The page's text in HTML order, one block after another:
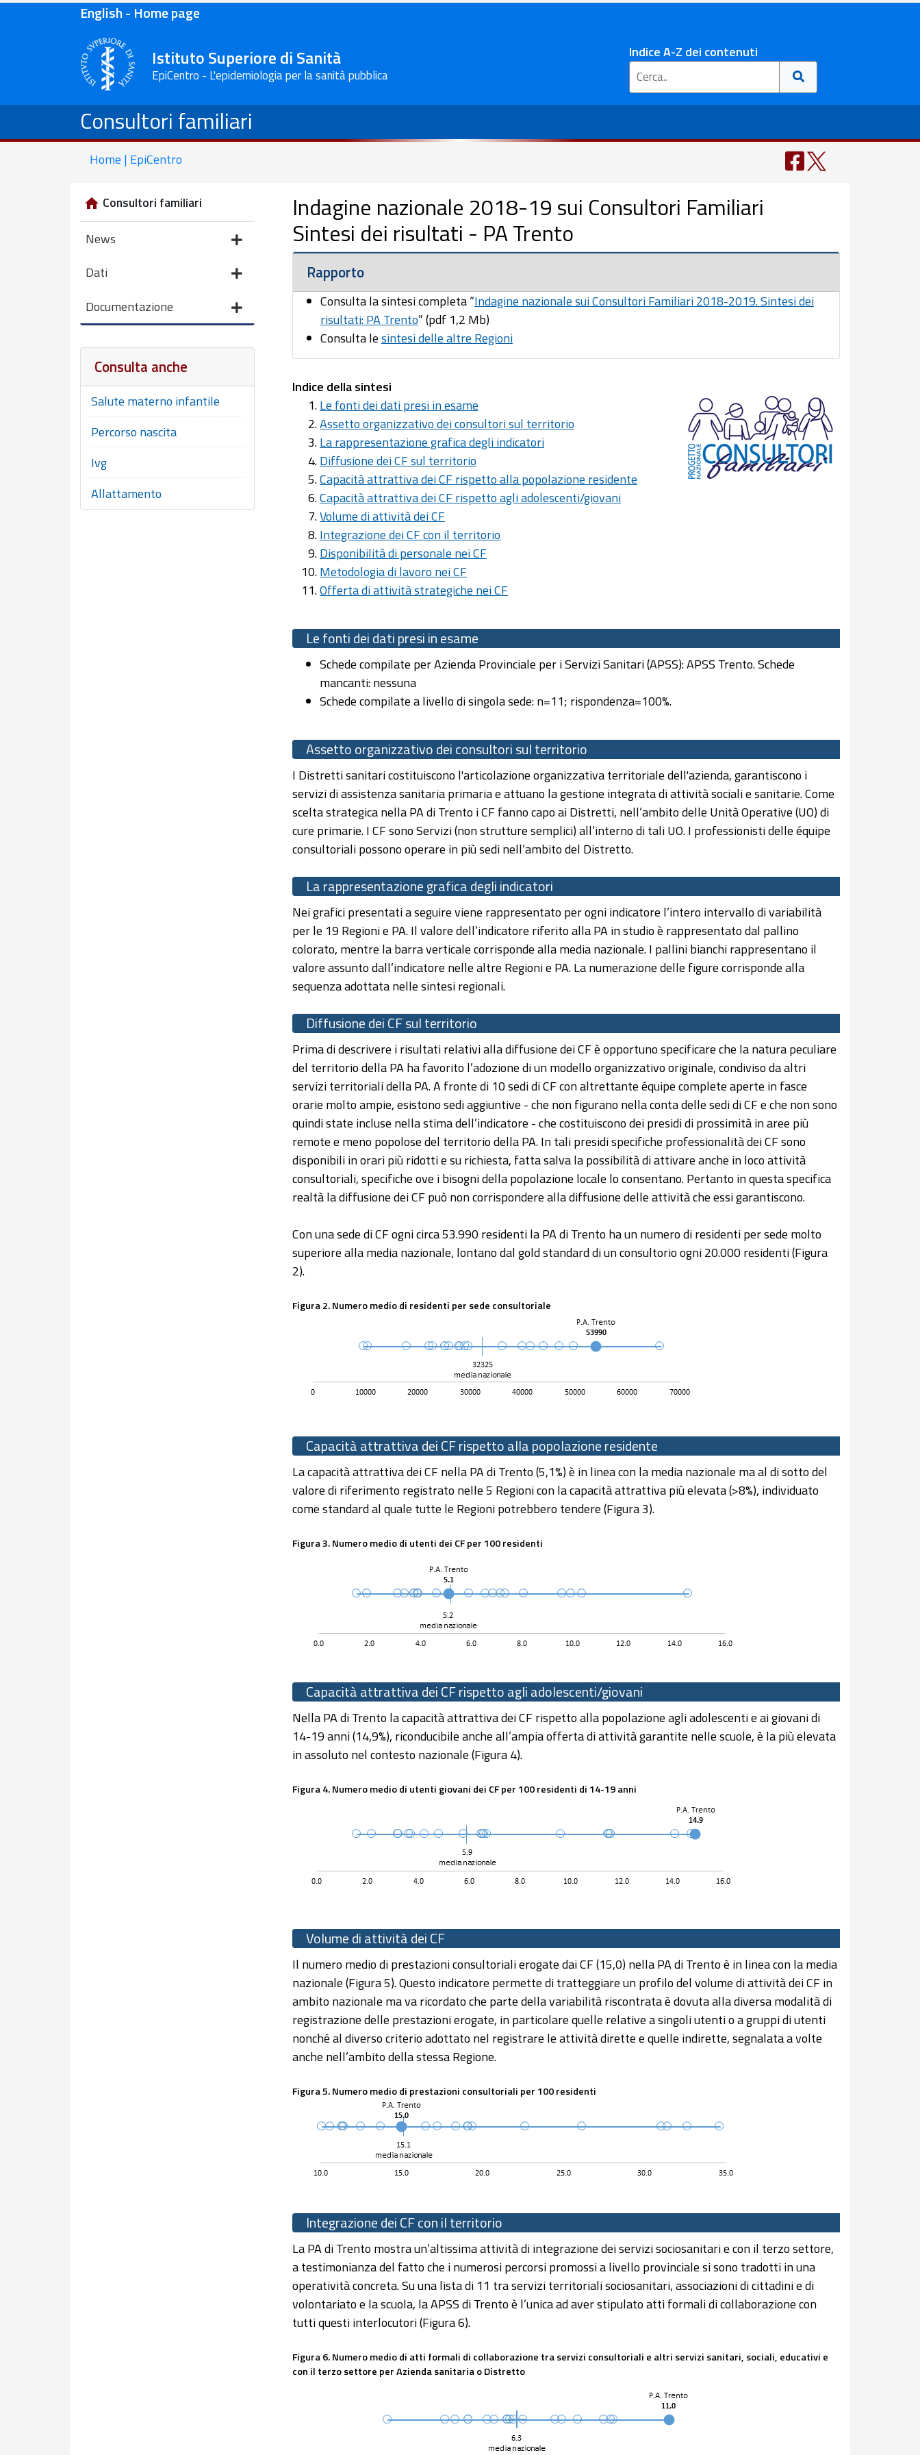
English - Home page
Istituto Superiore di Sanità
EpiCentro - L'epidemiologia per la sanità pubblica
Indice A-Z dei contenuti
Consultori familiari
Home | EpiCentro
Consultori familiari
News
Dati
Documentazione
Consulta anche
Salute materno infantile
Percorso nascita
Ivg
Allattamento
Indagine nazionale 2018-19 sui Consultori Familiari
Sintesi dei risultati - PA Trento
Rapporto
Consulta la sintesi completa “Indagine nazionale sui Consultori Familiari 2018-2019. Sintesi dei
risultati: PA Trento” (pdf 1,2 Mb)
Consulta lesintesi delle altre Regioni
Indice della sintesi
Le fonti dei dati presi in esame
Assetto organizzativo dei consultori sul territorio
La rappresentazione grafica degli indicatori
Diffusione dei CF sul territorio
Capacità attrattiva dei CF rispetto alla popolazione residente
Capacità attrattiva dei CF rispetto agli adolescenti/giovani
Volume di attività dei CF
Integrazione dei CF con il territorio
Disponibilità di personale nei CF
Metodologia di lavoro nei CF
Offerta di attività strategiche nei CF
Le fonti dei dati presi in esame
Schede compilate per Azienda Provinciale per i Servizi Sanitari (APSS): APSS Trento. Schede
mancanti: nessuna
Schede compilate a livello di singola sede: n=11; rispondenza=100%.
Assetto organizzativo dei consultori sul territorio
I Distretti sanitari costituiscono l'articolazione organizzativa territoriale dell'azienda, garantiscono i
servizi di assistenza sanitaria primaria e attuano la gestione integrata di attività sociali e sanitarie. Come
scelta strategica nella PA di Trento i CF fanno capo ai Distretti, nell’ambito delle Unità Operative (UO) di
cure primarie. I CF sono Servizi (non strutture semplici) all’interno di tali UO. I professionisti delle équipe
consultoriali possono operare in più sedi nell’ambito del Distretto.
La rappresentazione grafica degli indicatori
Nei grafici presentati a seguire viene rappresentato per ogni indicatore l’intero intervallo di variabilità
per le 19 Regioni e PA. Il valore dell’indicatore riferito alla PA in studio è rappresentato dal pallino
colorato, mentre la barra verticale corrisponde alla media nazionale. I pallini bianchi rappresentano il
valore assunto dall’indicatore nelle altre Regioni e PA. La numerazione delle figure corrisponde alla
sequenza adottata nelle sintesi regionali.
Diffusione dei CF sul territorio
Prima di descrivere i risultati relativi alla diffusione dei CF è opportuno specificare che la natura peculiare
del territorio della PA ha favorito l’adozione di un modello organizzativo originale, condiviso da altri
servizi territoriali della PA. A fronte di 10 sedi di CF con altrettante équipe complete aperte in fasce
orarie molto ampie, esistono sedi aggiuntive - che non figurano nella conta delle sedi di CF e che non sono
quindi state incluse nella stima dell’indicatore - che costituiscono dei presidi di prossimità in aree più
remote e meno popolose del territorio della PA. In tali presidi specifiche professionalità dei CF sono
disponibili in orari più ridotti e su richiesta, fatta salva la possibilità di attivare anche in loco attività
consultoriali, specifiche ove i bisogni della popolazione locale lo consentano. Pertanto in questa specifica
realtà la diffusione dei CF può non corrispondere alla diffusione delle attività che essi garantiscono.
Con una sede di CF ogni circa 53.990 residenti la PA di Trento ha un numero di residenti per sede molto
superiore alla media nazionale, lontano dal gold standard di un consultorio ogni 20.000 residenti (Figura
2).
Figura 2. Numero medio di residenti per sede consultoriale
Capacità attrattiva dei CF rispetto alla popolazione residente
La capacità attrattiva dei CF nella PA di Trento (5,1%) è in linea con la media nazionale ma al di sotto del
valore di riferimento registrato nelle 5 Regioni con la capacità attrattiva più elevata (>8%), individuato
come standard al quale tutte le Regioni potrebbero tendere (Figura 3).
Figura 3. Numero medio di utenti dei CF per 100 residenti
Capacità attrattiva dei CF rispetto agli adolescenti/giovani
Nella PA di Trento la capacità attrattiva dei CF rispetto alla popolazione agli adolescenti e ai giovani di
14-19 anni (14,9%), riconducibile anche all’ampia offerta di attività garantite nelle scuole, è la più elevata
in assoluto nel contesto nazionale (Figura 4).
Figura 4. Numero medio di utenti giovani dei CF per 100 residenti di 14-19 anni
Volume di attività dei CF
Il numero medio di prestazioni consultoriali erogate dai CF (15,0) nella PA di Trento è in linea con la media
nazionale (Figura 5). Questo indicatore permette di tratteggiare un profilo del volume di attività dei CF in
ambito nazionale ma va ricordato che parte della variabilità riscontrata è dovuta alla diversa modalità di
registrazione delle prestazioni erogate, in particolare quelle relative a singoli utenti o a gruppi di utenti
nonché al diverso criterio adottato nel registrare le attività dirette e quelle indirette, segnalata a volte
anche nell’ambito della stessa Regione.
Figura 5. Numero medio di prestazioni consultoriali per 100 residenti
Integrazione dei CF con il territorio
La PA di Trento mostra un’altissima attività di integrazione dei servizi sociosanitari e con il terzo settore,
a testimonianza del fatto che i numerosi percorsi promossi a livello provinciale si sono tradotti in una
operatività concreta. Su una lista di 11 tra servizi territoriali sociosanitari, associazioni di cittadini e di
volontariato e la scuola, la APSS di Trento è l’unica ad aver stipulato atti formali di collaborazione con
tutti questi interlocutori (Figura 6).
Figura 6. Numero medio di atti formali di collaborazione tra servizi consultoriali e altri servizi sanitari, sociali, educativi e
con il terzo settore per Azienda sanitaria o Distretto